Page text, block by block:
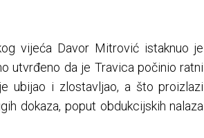
vijeća Davor Mitrović istaknuo je
utvrđeno da je Travica počinio ratni
ubijao i zlostavljao, a što proizlazi
dokaza, poput obdukcijskih nalaza